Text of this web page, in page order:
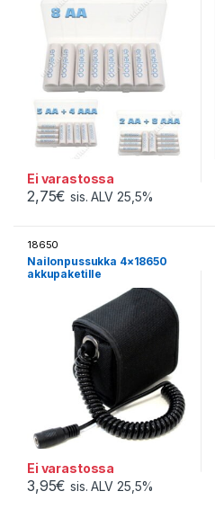
Ei varastossa
2,75€ sis. ALV 25,5%
18650
Nailonpussukka 4×18650
akkupaketille
Ei varastossa
3,95€ sis. ALV 25,5%